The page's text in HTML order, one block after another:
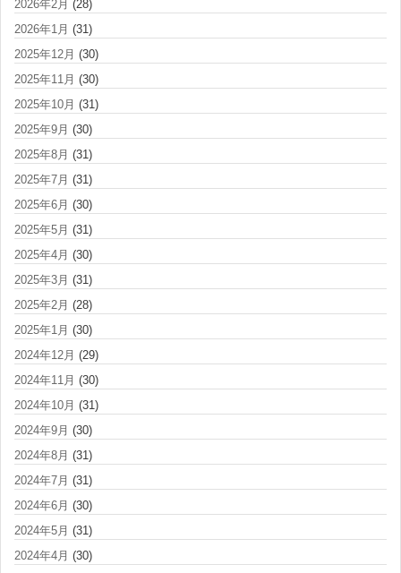
2026年2月 (28)
2026年1月 (31)
2025年12月 (30)
2025年11月 (30)
2025年10月 (31)
2025年9月 (30)
2025年8月 (31)
2025年7月 (31)
2025年6月 (30)
2025年5月 (31)
2025年4月 (30)
2025年3月 (31)
2025年2月 (28)
2025年1月 (30)
2024年12月 (29)
2024年11月 (30)
2024年10月 (31)
2024年9月 (30)
2024年8月 (31)
2024年7月 (31)
2024年6月 (30)
2024年5月 (31)
2024年4月 (30)